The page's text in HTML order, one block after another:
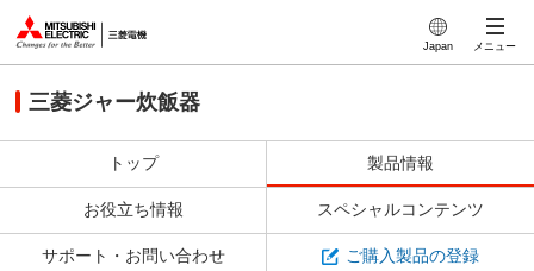
Japan メニュー
三菱ジャー炊飯器
トップ 製品情報
お役立ち情報 スペシャルコンテンツ
サポート・お問い合わせ ご購入製品の登録
特長
低温調理